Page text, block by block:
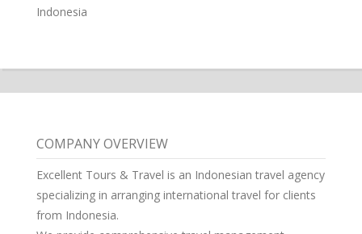
Indonesia
COMPANY OVERVIEW
Excellent Tours & Travel is an Indonesian travel agency
specializing in arranging international travel for clients
from Indonesia.